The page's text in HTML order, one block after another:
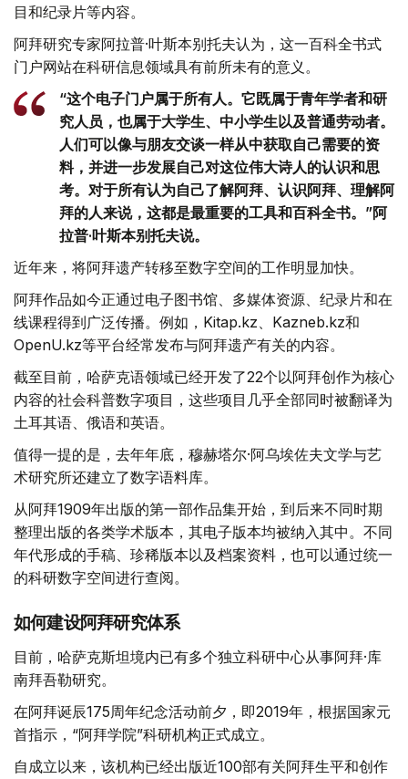
目和纪录片等内容。
阿拜研究专家阿拉普·叶斯本别托夫认为，这一百科全书式
门户网站在科研信息领域具有前所未有的意义。
“这个电子门户属于所有人。它既属于青年学者和研
究人员，也属于大学生、中小学生以及普通劳动者。
人们可以像与朋友交谈一样从中获取自己需要的资
料，并进一步发展自己对这位伟大诗人的认识和思
考。对于所有认为自己了解阿拜、认识阿拜、理解阿
拜的人来说，这都是最重要的工具和百科全书。”阿
拉普·叶斯本别托夫说。
近年来，将阿拜遗产转移至数字空间的工作明显加快。
阿拜作品如今正通过电子图书馆、多媒体资源、纪录片和在
线课程得到广泛传播。例如，Kitap.kz、Kazneb.kz和
OpenU.kz等平台经常发布与阿拜遗产有关的内容。
截至目前，哈萨克语领域已经开发了22个以阿拜创作为核心
内容的社会科普数字项目，这些项目几乎全部同时被翻译为
土耳其语、俄语和英语。
值得一提的是，去年年底，穆赫塔尔·阿乌埃佐夫文学与艺
术研究所还建立了数字语料库。
从阿拜1909年出版的第一部作品集开始，到后来不同时期
整理出版的各类学术版本，其电子版本均被纳入其中。不同
年代形成的手稿、珍稀版本以及档案资料，也可以通过统一
的科研数字空间进行查阅。
如何建设阿拜研究体系
目前，哈萨克斯坦境内已有多个独立科研中心从事阿拜·库
南拜吾勒研究。
在阿拜诞辰175周年纪念活动前夕，即2019年，根据国家元
首指示，“阿拜学院”科研机构正式成立。
自成立以来，该机构已经出版近100部有关阿拜生平和创作